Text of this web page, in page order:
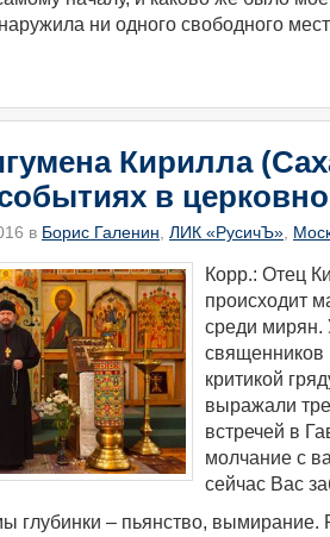
ни одного свободного
Кирилла
в
в Борис Галенин ЛИК «РусичЪ»
Корр.: Отец
происходит
среди мирян.
священников
критикой
выражали
встречей в
молчание с
сейчас Вас
глубинки – пьянство,